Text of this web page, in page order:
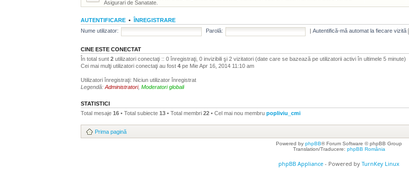
Asigurari de Sanatate.
AUTENTIFICARE • ÎNREGISTRARE
Nume utilizator:
Parolă: |Autentifică-mă automat la fiecare vizită
CINE ESTE CONECTAT
În total sunt 2 utilizatori conectaţi :: 0 înregistraţi, 0 invizibili şi 2 vizitatori (date care se bazează pe utilizatorii activi în ultimele 5 minute)
Cei mai mulţi utilizatori conectaţi au fost 4 pe Mie Apr 16, 2014 11:10 am
Utilizatori înregistraţi: Niciun utilizator înregistrat
Legendă: Administratori, Moderatori globali
STATISTICI
Total mesaje 16 • Total subiecte 13 • Total membri 22 • Cel mai nou membru popliviu_cmi
Prima pagină
Powered by phpBB® Forum Software © phpBB Group
Translation/Traducere: phpBB România
phpBB Appliance - Powered by TurnKey Linux